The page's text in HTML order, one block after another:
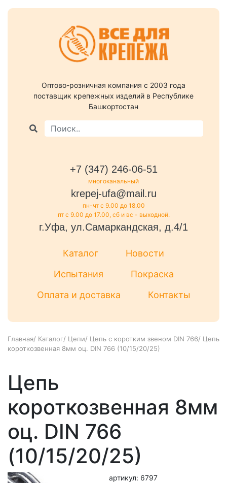
Оптово-розничная компания c 2003 года
поставщик крепежных изделий в Республике
Башкортостан
+7 (347) 246-06-51
многоканальный
krepej-ufa@mail.ru
пн-чт с 9.00 до 18.00
пт с 9.00 до 17.00, сб и вс - выходной.
г.Уфа, ул.Самаркандская, д.4/1
Каталог
Новости
Испытания
Покраска
Оплата и доставка
Контакты
Главная/ Каталог/ Цепи/ Цепь с коротким звеном DIN 766/ Цепь
короткозвенная 8мм оц. DIN 766 (10/15/20/25)
Цепь
короткозвенная 8мм
оц. DIN 766
(10/15/20/25)
артикул: 6797